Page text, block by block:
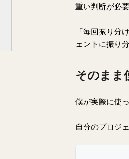
注意しておきたい落とし穴
重い判断が必
「毎回振り分
ェントに振り
そのまま
僕が実際に使
自分のプロジ